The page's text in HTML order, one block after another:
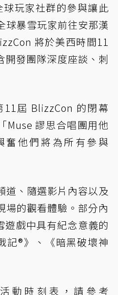
玩家社群的參與讓此
球暴雪玩家前往安那漢
將於美西時間11
開發團隊深度座談、刺
屆 BlizzCon 的閉幕
Muse 謬思合唱團用他
他們將為所有參與
道、隨選影片內容以及
場的觀看體驗。部分內
遊戲中具有紀念意義的
記®》、《暗黑破壞神
動時刻表，請參考